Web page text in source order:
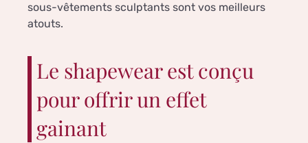
sous-vêtements sculptants sont vos meilleurs
atouts.
Le shapewear est conçu
pour offrir un effet
gainant